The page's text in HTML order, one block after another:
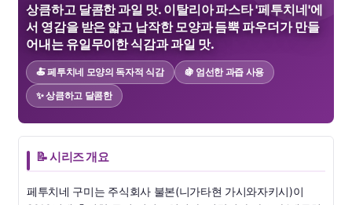
상큼하고 달콤한 과일 맛. 이탈리아 파스타 '페투치네'에
서 영감을 받은 얇고 납작한 모양과 듬뿍 파우더가 만들
어내는 유일무이한 식감과 과일 맛.
🍝 페투치네 모양의 독자적 식감
🍇 엄선한 과즙 사용
✨ 상큼하고 달콤한
📝 시리즈 개요
페투치네 구미는 주식회사 불본(니가타현 가시와자키시)이